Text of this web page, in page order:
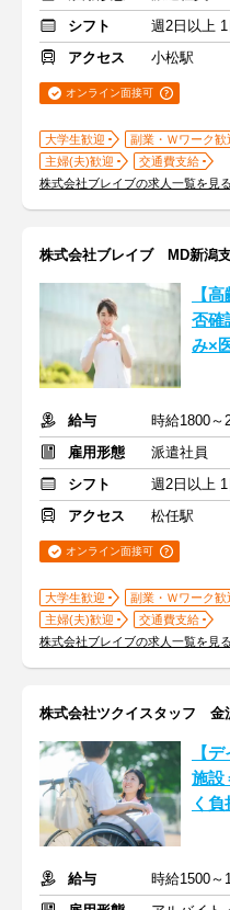
シフト
週2日以上
アクセス
小松駅
オンライン面接可
大学生歓迎 副業・Ｗワーク歓
主婦(夫)歓迎
交通費支給
株式会社ブレイブの求人一覧を見る
株式会社ブレイブ MD新潟
【
否確
み×
給与
時給1800～
雇用形態
派遣社員
シフト
週2日以上
アクセス
松任駅
オンライン面接可
大学生歓迎 副業・Ｗワーク歓
主婦(夫)歓迎
交通費支給
株式会社ブレイブの求人一覧を見る
株式会社ツクイスタッフ 金
【
施設
く
給与
時給1500～